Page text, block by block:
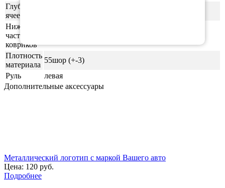
Глубина
ячеек
Нижняя
часть
ковриков
Плотность
материала
55шор (+-3)
Руль
левая
Дополнительные аксессуары
Металлический логотип с маркой Вашего авто
Цена: 120 руб.
Подробнее